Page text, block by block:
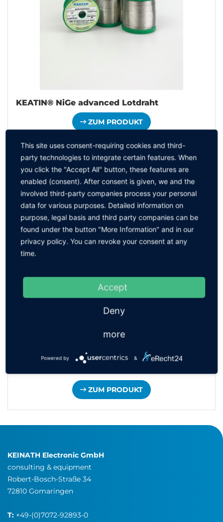
KEATIN® NiGe advanced Lotdraht
ZUM PRODUKT
ZUM PRODUKT
KEINATH Electronic GmbH
consulting & equipment
Robert-Bosch-Straße 34
72810 Gomaringen
T: +49-(0)7072-92893-0
This site uses consent-requiring cookies and third-
party technologies to integrate certain features. When
you click the "Accept All" button, these features are
enabled (consent). After consent is given, we and the
involved third-party companies process your personal
data for various purposes. Detailed information on
purpose, legal basis and third party companies can be
found under the button "More Information" and in our
privacy policy. You can revoke your consent at any
time.
Accept
Deny
more
Powered by &